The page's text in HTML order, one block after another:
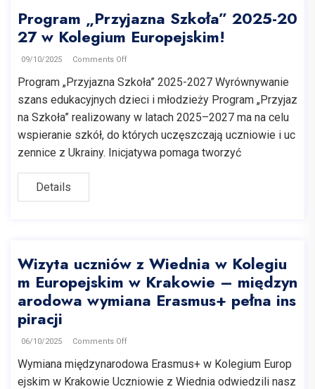
Program „Przyjazna Szkoła” 2025-20
27 w Kolegium Europejskim!
09/10/2025 Comments Off
Program „Przyjazna Szkoła” 2025-2027 Wyrównywanie
szans edukacyjnych dzieci i młodzieży Program „Przyjaz
na Szkoła” realizowany w latach 2025–2027 ma na celu
wspieranie szkół, do których uczęszczają uczniowie i uc
zennice z Ukrainy. Inicjatywa pomaga tworzyć
Details
Wizyta uczniów z Wiednia w Kolegiu
m Europejskim w Krakowie – międzyn
arodowa wymiana Erasmus+ pełna ins
piracji
06/10/2025 Comments Off
Wymiana międzynarodowa Erasmus+ w Kolegium Europ
ejskim w Krakowie Uczniowie z Wiednia odwiedzili nasz